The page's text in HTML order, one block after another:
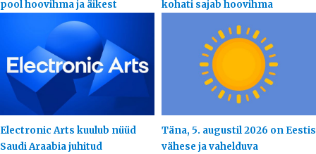
pool hoovihma ja äikest
kohati sajab hoovihma
Electronic Arts kuulub nüüd
Saudi Araabia juhitud
Täna, 5. augustil 2026 on Eestis
vähese ja vahelduva